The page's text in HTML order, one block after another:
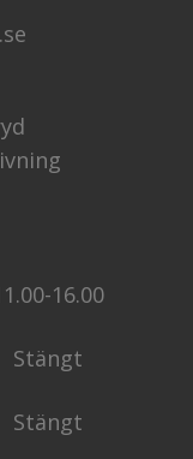
16.00
Stängt
Stängt